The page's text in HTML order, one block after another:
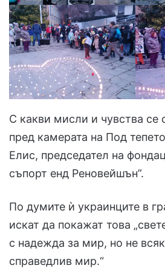
С какви мисли и чувства се
пред камерата на Под
Елис, председател на
съпорт енд Реновейшън”.
По думите ѝ украинците в
искат да покажат това
с надежда за мир, но не
справедлив мир.“